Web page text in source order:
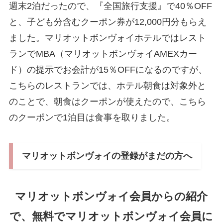
週末2泊だったので、『全国旅行支援』で40％OFF
と、子ども分含むクーポン券が12,000円分もらえ
ました。マリオットボンヴォイホテルではレスト
ランでMBA（マリオットボンヴォイAMEXカー
ド）の提示でお会計が15％OFFになるのですが、
こちらのレストランでは、ホテル朝食は対象外と
のことで、朝食はクーポンが使えたので、こちら
のクーポンで1泊目は食事を取りました。
マリオットボンヴォイの登録がまだの方へ
マリオットボンヴォイ会員からの紹介
で、無料でマリオットボンヴォイ会員に